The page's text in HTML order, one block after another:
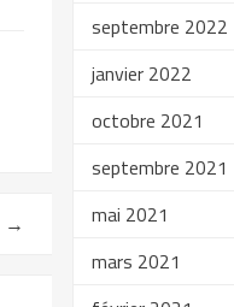
→
septembre 2022
janvier 2022
octobre 2021
septembre 2021
mai 2021
mars 2021